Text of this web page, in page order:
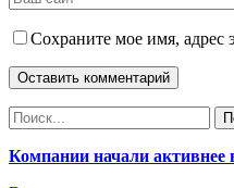
Сохраните мое имя, адрес
Компании начали активнее